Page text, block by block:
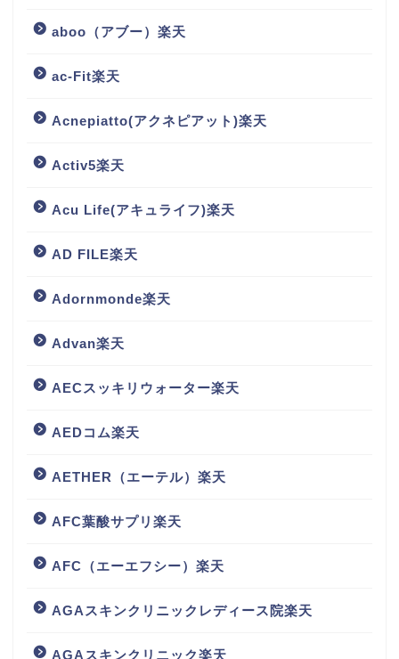
aboo（アブー）楽天
ac-Fit楽天
Acnepiatto(アクネピアット)楽天
Activ5楽天
Acu Life(アキュライフ)楽天
AD FILE楽天
Adornmonde楽天
Advan楽天
AECスッキリウォーター楽天
AEDコム楽天
AETHER（エーテル）楽天
AFC葉酸サプリ楽天
AFC（エーエフシー）楽天
AGAスキンクリニックレディース院楽天
AGAスキンクリニック楽天